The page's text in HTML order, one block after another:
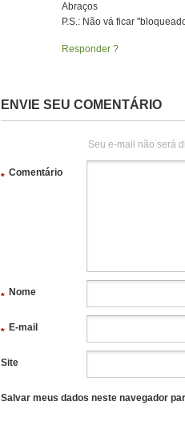
Abraços
P.S.: Não vá ficar
Responder
ENVIE SEU COMENTÁRIO
Seu e-mail não será
Comentário
*
Nome
*
E-mail
*
Site
Salvar meus dados neste navegador